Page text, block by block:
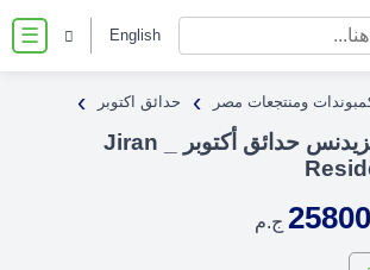
☰ English
ومنتجعات مصر › حدائق اكتوبر ›
كمبوند جيران ريزيدنس حدائق أكتوبر _ Jiran
ج.م